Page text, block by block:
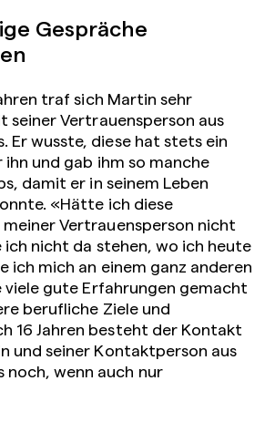
Gespräche
traf sich Martin sehr
seiner Vertrauensperson aus
Er wusste, diese hat stets ein
und gab ihm so manche
damit er in seinem Leben
«Hätte ich diese
Vertrauensperson nicht
nicht da stehen, wo ich heute
ich mich an einem ganz anderen
viele gute Erfahrungen gemacht
berufliche Ziele und
16 Jahren besteht der Kontakt
und seiner Kontaktperson aus
noch, wenn auch nur